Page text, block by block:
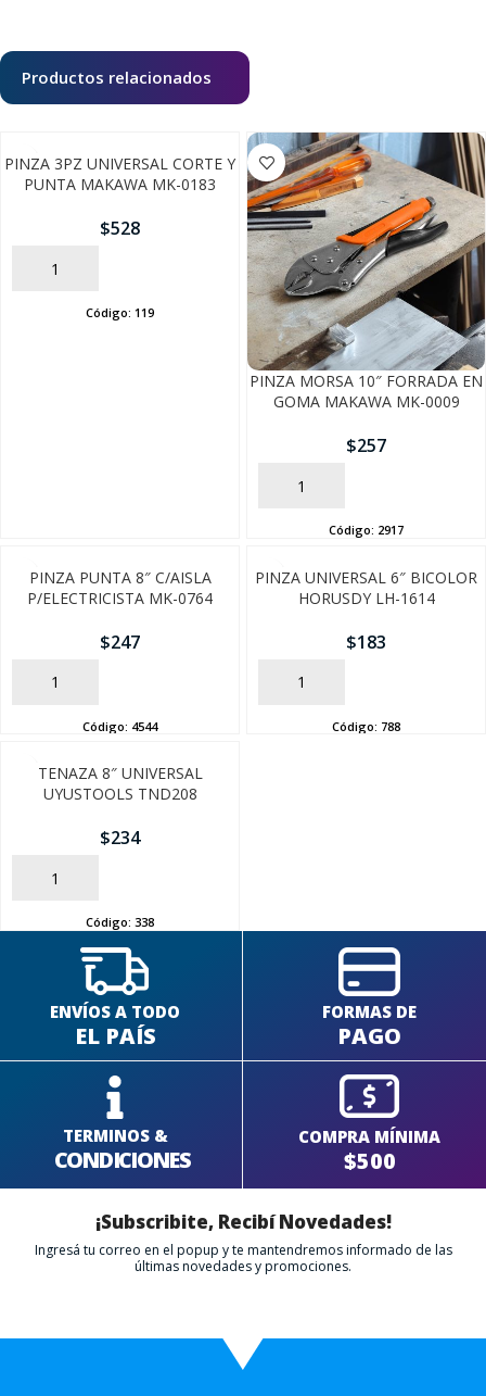
Productos relacionados
PINZA 3PZ UNIVERSAL CORTE Y
PUNTA MAKAWA MK-0183
$528
AÑADIR
Código: 119
PINZA MORSA 10″ FORRADA EN
GOMA MAKAWA MK-0009
$257
AÑADIR
Código: 2917
PINZA PUNTA 8″ C/AISLA
P/ELECTRICISTA MK-0764
$247
AÑADIR
Código: 4544
PINZA UNIVERSAL 6″ BICOLOR
HORUSDY LH-1614
$183
AÑADIR
Código: 788
TENAZA 8″ UNIVERSAL
UYUSTOOLS TND208
$234
AÑADIR
Código: 338
ENVÍOS A TODO
EL PAÍS
FORMAS DE
PAGO
TERMINOS &
CONDICIONES
COMPRA MÍNIMA
$500
¡Subscribite, Recibí Novedades!
Ingresá tu correo en el popup y te mantendremos informado de las
últimas novedades y promociones.